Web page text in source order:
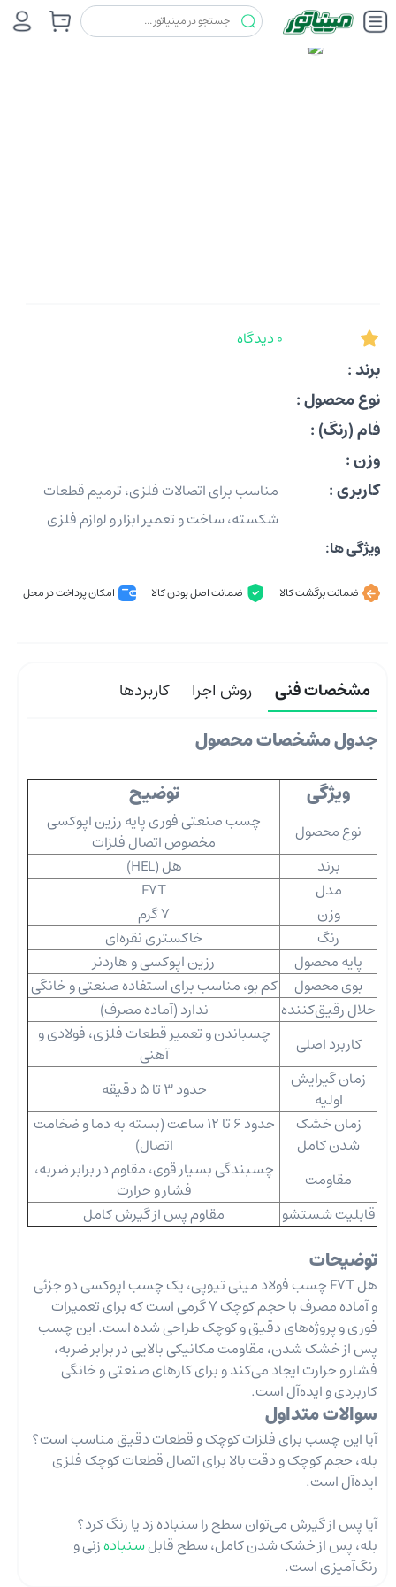
0 دیدگاه
برند :
نوع محصول :
فام (رنگ) :
وزن :
کاربری :
مناسب برای اتصالات فلزی، ترمیم قطعات
شکسته، ساخت و تعمیر ابزار و لوازم فلزی
ویژگی ها:
ضمانت برگشت کالا ضمانت اصل بودن کالا امکان پرداخت در محل
مشخصات فنی روش اجرا کاربردها
جدول مشخصات محصول
ویژگی
توضیح
نوع محصول
چسب صنعتی فوری پایه رزین اپوکسی
مخصوص اتصال فلزات
برند
هل (HEL)
مدل
F7T
وزن
7 گرم
رنگ
خاکستری نقره‌ای
پایه محصول
رزین اپوکسی و هاردنر
بوی محصول
کم ‌بو، مناسب برای استفاده صنعتی و خانگی
حلال رقیق‌کننده
ندارد (آماده مصرف)
کاربرد اصلی
چسباندن و تعمیر قطعات فلزی، فولادی و
آهنی
زمان گیرایش
اولیه
حدود 3 تا 5 دقیقه
زمان خشک
شدن کامل
حدود 6 تا 12 ساعت (بسته به دما و ضخامت
اتصال)
مقاومت
چسبندگی بسیار قوی، مقاوم در برابر ضربه،
فشار و حرارت
قابلیت شستشو
مقاوم پس از گیرش کامل
توضیحات
هل F7T چسب فولاد مینی تیوپی، یک چسب اپوکسی دو جزئی
و آماده مصرف با حجم کوچک 7 گرمی است که برای تعمیرات
فوری و پروژه‌های دقیق و کوچک طراحی شده است. این چسب
پس از خشک شدن، مقاومت مکانیکی بالایی در برابر ضربه،
فشار و حرارت ایجاد می‌کند و برای کارهای صنعتی و خانگی
کاربردی و ایده‌آل است.
سوالات متداول
آیا این چسب برای فلزات کوچک و قطعات دقیق مناسب است؟
بله، حجم کوچک و دقت بالا برای اتصال قطعات کوچک فلزی
ایده‌آل است.
آیا پس از گیرش می‌توان سطح را سنباده زد یا رنگ کرد؟
بله، پس از خشک شدن کامل، سطح قابلسنبادهزنی و
رنگ‌آمیزی است.